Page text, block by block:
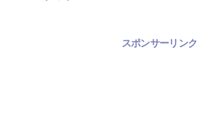
スポンサーリンク